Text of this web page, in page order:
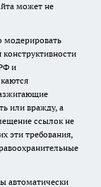
может не
модерировать
и
или вражду, а
ссылок не
эти требования,
автоматически